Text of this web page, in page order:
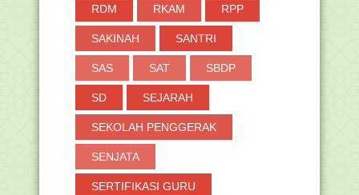
RDM RKAM RPP
SAKINAH SANTRI
SAS SAT SBDP
SD SEJARAH
SEKOLAH PENGGERAK
SENJATA
SERTIFIKASI GURU